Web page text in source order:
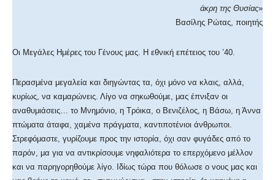
άκρη της Θυσίας»
Βασίλης Ρώτας, ποιητής
Οι Μεγάλες Ημέρες του Γένους μας. Η εθνική επέτειος του ʼ40.
Περασμένα μεγαλεία και διηγώντας τα, όχι μόνο να κλαις, αλλά,
κυρίως, να καμαρώνεις. Λίγο να σηκωθούμε, μας έπνιξαν οι
αναθυμιάσεις… το Μνημόνιο, η Τρόικα, ο Βενιζέλος, η Βάσω, η Άννα
πτώματα άταφα, χαμένα πράγματα, καντιποτένιοι άνθρωποι.
Στρεφόμαστε, γυρίζουμε προς την ιστορία, όχι σαν φυγάδες από το
παρόν, μα για να αντικρίσουμε νηφαλιότερα το επερχόμενο μέλλον
και να παρηγορηθούμε λίγο. Ιδίως τώρα που θόλωσε ο νους μας και